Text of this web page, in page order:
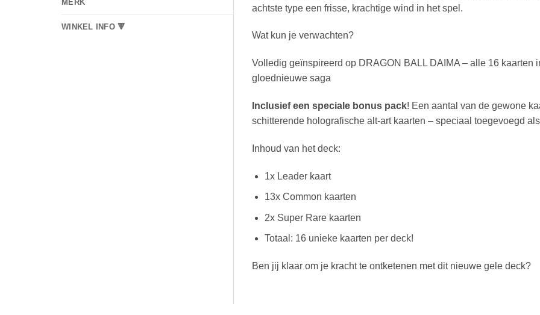
MERK
WINKEL INFO 🔻
achtste type een frisse, krachtige wind in het spel.
Wat kun je verwachten?
Volledig geïnspireerd op DRAGON BALL DAIMA – alle 16 kaarten
gloednieuwe saga
Inclusief een speciale bonus pack! Een aantal van de gewone
schitterende holografische alt-art kaarten – speciaal toegevoegd
Inhoud van het deck:
1x Leader kaart
13x Common kaarten
2x Super Rare kaarten
Totaal: 16 unieke kaarten per deck!
Ben jij klaar om je kracht te ontketenen met dit nieuwe gele deck?